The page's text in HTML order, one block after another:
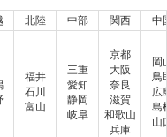
北陸 中部 関西 中
福井
石川
富山
三重
愛知
静岡
岐阜
京都
大阪
奈良
滋賀
和歌山
兵庫
岡
鳥
広
島
山